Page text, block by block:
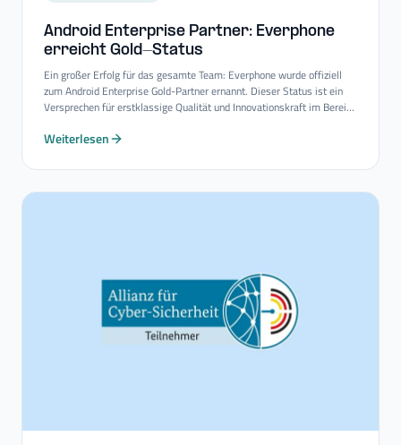
Android Enterprise Partner: Everphone
erreicht Gold-​Status
Ein großer Erfolg für das gesamte Team: Everphone wurde offiziell
zum Android Enterprise Gold-Partner ernannt. Dieser Status ist ein
Versprechen für erstklassige Qualität und Innovationskraft im Bereich
Weiterlesen